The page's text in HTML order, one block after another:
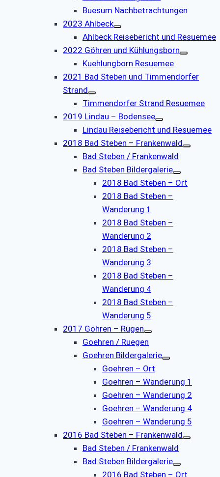
Buesum Nachbetrachtungen
2023 Ahlbeck
Ahlbeck Reisebericht und Resuemee
2022 Göhren und Kühlungsborn
Kuehlungborn Resuemee
2021 Bad Steben und Timmendorfer
Strand
Timmendorfer Strand Resuemee
2019 Lindau – Bodensee
Lindau Reisebericht und Resuemee
2018 Bad Steben – Frankenwald
Bad Steben / Frankenwald
Bad Steben Bildergalerie
2018 Bad Steben – Ort
2018 Bad Steben –
Wanderung 1
2018 Bad Steben –
Wanderung 2
2018 Bad Steben –
Wanderung 3
2018 Bad Steben –
Wanderung 4
2018 Bad Steben –
Wanderung 5
2017 Göhren – Rügen
Goehren / Ruegen
Goehren Bildergalerie
Goehren – Ort
Goehren – Wanderung 1
Goehren – Wanderung 2
Goehren – Wanderung 4
Goehren – Wanderung 5
2016 Bad Steben – Frankenwald
Bad Steben / Frankenwald
Bad Steben Bildergalerie
2016 Bad Steben – Ort